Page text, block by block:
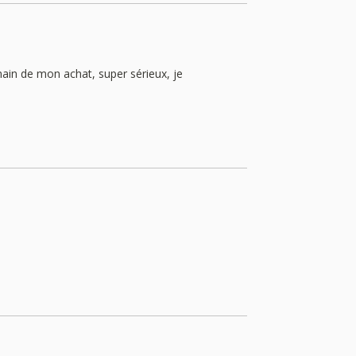
de mon achat, super sérieux, je